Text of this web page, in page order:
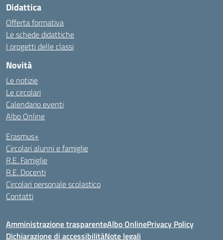
Didattica
Offerta formativa
Le schede didattiche
I progetti delle classi
Novità
Le notizie
Le circolari
Calendario eventi
Albo Online
Erasmus+
Circolari alunni e famiglie
R.E. Famiglie
R.E. Docenti
Circolari personale scolastico
Contatti
Amministrazione trasparenteAlbo OnlinePrivacy Policy
Dichiarazione di accessibilitàNote legali